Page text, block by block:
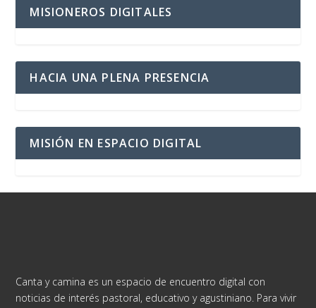
MISIONEROS DIGITALES
HACIA UNA PLENA PRESENCIA
MISIÓN EN ESPACIO DIGITAL
Canta y camina es un espacio de encuentro digital con
noticias de interés pastoral, educativo y agustiniano. Para vivir